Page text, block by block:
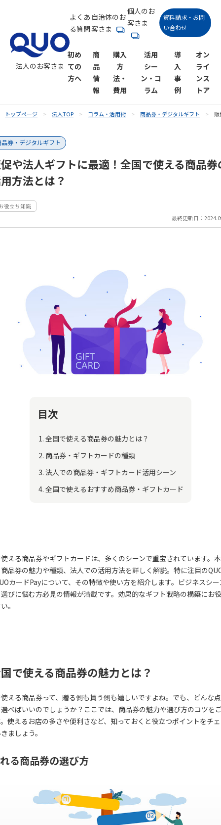
法人のお客さま
初め
ての
方へ
商
品
情
報
ド
購入
方
法・
費用
活用
シー
ン・コ
ラム
ペーン
御礼
ペーン
ポイント交
換
商品券・デ
キャンペー
福利厚生・
社内報奨
導
入
事
例
オン
ライ
ンス
トア
ドオンラ
インスト
ア
ラインス
トア
よくあ
る質問
自治体のお
客さま
個人のお
客さま
資料請求・お問
い合わせ
トップページ 法人TOP コラム・活用術 商品券・デジタルギフト
品券・デジタルギフト
や法人ギフトに最適！全国で使える商品券
方法とは？
役立ち知識
最終更新日：
目次
全国で使える商品券の魅力とは？
商品券・ギフトカードの種類
法人での商品券・ギフトカード活用シーン
全国で使えるおすすめ商品券・ギフトカード
える商品券やギフトカードは、多くのシーンで重宝されています。
品券の魅力や種類、法人での活用方法を詳しく解説。特に注目の
カードPayについて、その特徴や使い方を紹介します。ビジネスシ
びに悩む方必見の情報が満載です。効果的なギフト戦略の構築にお
。
で使える商品券の魅力とは？
える商品券って、贈る側も貰う側も嬉しいですよね。でも、どんな
べばいいのでしょうか？ここでは、商品券の魅力や選び方のコツを
使えるお店の多さや便利さなど、知っておくと役立つポイントをチ
ましょう。
る商品券の選び方